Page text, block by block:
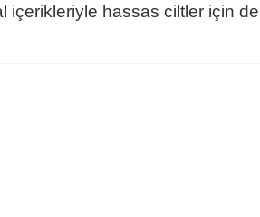
içerikleriyle hassas ciltler için